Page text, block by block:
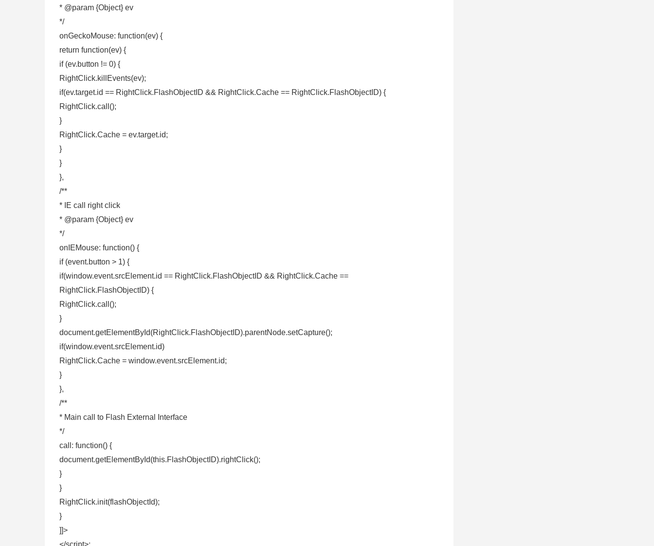
* @param {Object} ev
*/
onGeckoMouse: function(ev) {
return function(ev) {
if (ev.button != 0) {
RightClick.killEvents(ev);
if(ev.target.id == RightClick.FlashObjectID && RightClick.Cache == RightClick.FlashObjectID) {
RightClick.call();
}
RightClick.Cache = ev.target.id;
}
}
},
/**
* IE call right click
* @param {Object} ev
*/
onIEMouse: function() {
if (event.button > 1) {
if(window.event.srcElement.id == RightClick.FlashObjectID && RightClick.Cache ==
RightClick.FlashObjectID) {
RightClick.call();
}
document.getElementById(RightClick.FlashObjectID).parentNode.setCapture();
if(window.event.srcElement.id)
RightClick.Cache = window.event.srcElement.id;
}
},
/**
* Main call to Flash External Interface
*/
call: function() {
document.getElementById(this.FlashObjectID).rightClick();
}
}
RightClick.init(flashObjectId);
}
]]>
</script>;